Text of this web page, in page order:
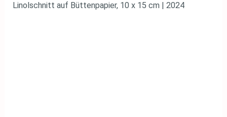
Linolschnitt auf Büttenpapier, 10 x 15 cm | 2024